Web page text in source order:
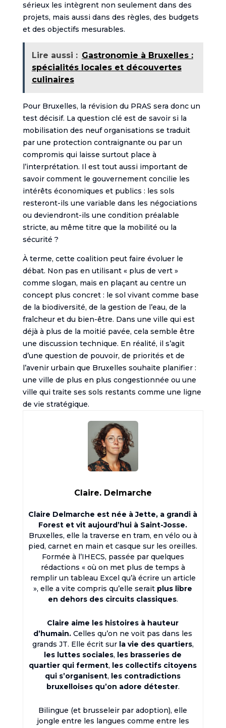
sérieux les intègrent non seulement dans des
projets, mais aussi dans des règles, des budgets
et des objectifs mesurables.
Lire aussi : Gastronomie à Bruxelles :
spécialités locales et découvertes
culinaires
Pour Bruxelles, la révision du PRAS sera donc un
test décisif. La question clé est de savoir si la
mobilisation des neuf organisations se traduit
par une protection contraignante ou par un
compromis qui laisse surtout place à
l’interprétation. Il est tout aussi important de
savoir comment le gouvernement concilie les
intérêts économiques et publics : les sols
resteront-ils une variable dans les négociations
ou deviendront-ils une condition préalable
stricte, au même titre que la mobilité ou la
sécurité ?
À terme, cette coalition peut faire évoluer le
débat. Non pas en utilisant « plus de vert »
comme slogan, mais en plaçant au centre un
concept plus concret : le sol vivant comme base
de la biodiversité, de la gestion de l’eau, de la
fraîcheur et du bien-être. Dans une ville qui est
déjà à plus de la moitié pavée, cela semble être
une discussion technique. En réalité, il s’agit
d’une question de pouvoir, de priorités et de
l’avenir urbain que Bruxelles souhaite planifier :
une ville de plus en plus congestionnée ou une
ville qui traite ses sols restants comme une ligne
de vie stratégique.
Claire. Delmarche
Claire Delmarche est née à Jette, a grandi à
Forest et vit aujourd’hui à Saint-Josse.
Bruxelles, elle la traverse en tram, en vélo ou à
pied, carnet en main et casque sur les oreilles.
Formée à l’IHECS, passée par quelques
rédactions « où on met plus de temps à
remplir un tableau Excel qu’à écrire un article
», elle a vite compris qu’elle serait plus libre
en dehors des circuits classiques.
Claire aime les histoires à hauteur
d’humain. Celles qu’on ne voit pas dans les
grands JT. Elle écrit sur la vie des quartiers,
les luttes sociales, les brasseries de
quartier qui ferment, les collectifs citoyens
qui s’organisent, les contradictions
bruxelloises qu’on adore détester.
Bilingue (et brusseleir par adoption), elle
jongle entre les langues comme entre les